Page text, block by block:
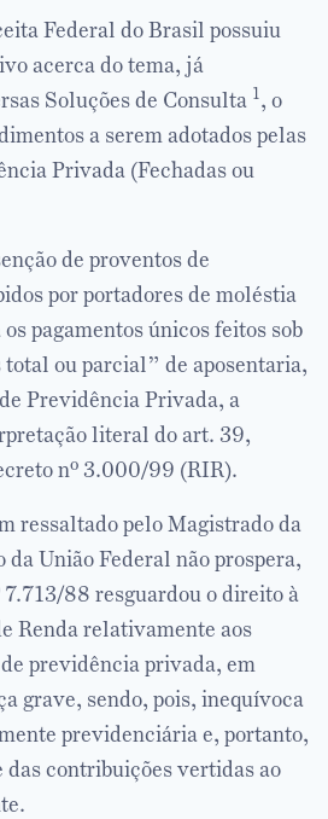
Federal do Brasil possuiu
acerca do tema, já
Soluções de Consulta 1, o
a serem adotados pelas
Privada (Fechadas ou
de proventos de
por portadores de moléstia
pagamentos únicos feitos sob
total ou parcial” de aposentaria,
Previdência Privada, a
literal do art. 39,
nº 3.000/99 (RIR).
ressaltado pelo Magistrado da
da União Federal não prospera,
7.713/88 resguardou o direito à
Renda relativamente aos
previdência privada, em
grave, sendo, pois, inequívoca
previdenciária e, portanto,
das contribuições vertidas ao